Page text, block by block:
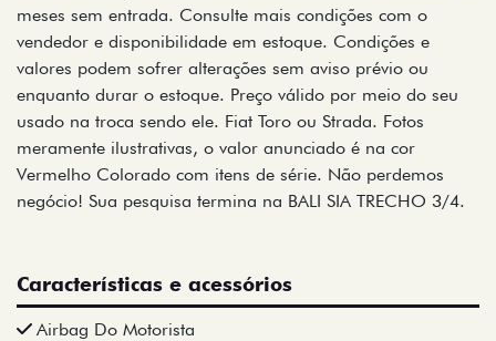
meses sem entrada. Consulte mais condições com o
vendedor e disponibilidade em estoque. Condições e
valores podem sofrer alterações sem aviso prévio ou
enquanto durar o estoque. Preço válido por meio do seu
usado na troca sendo ele. Fiat Toro ou Strada. Fotos
meramente ilustrativas, o valor anunciado é na cor
Vermelho Colorado com itens de série. Não perdemos
negócio! Sua pesquisa termina na BALI SIA TRECHO 3/4.
Características e acessórios
Airbag Do Motorista